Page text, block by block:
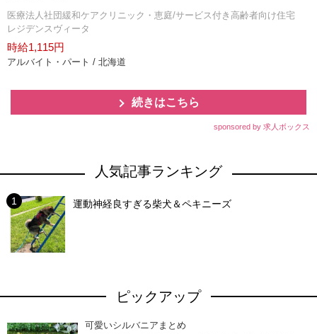
医療法人社団緩和ケアクリニック・恵庭/サービス付き高齢者向け住宅
レジデンスヴィータ
時給1,115円
アルバイト・パート / 北海道
続きはこちら
sponsored by 求人ボックス
人気記事ランキング
運動神経良すぎる柴犬＆ペキニーズ
ピックアップ
可愛いシルバニアまとめ